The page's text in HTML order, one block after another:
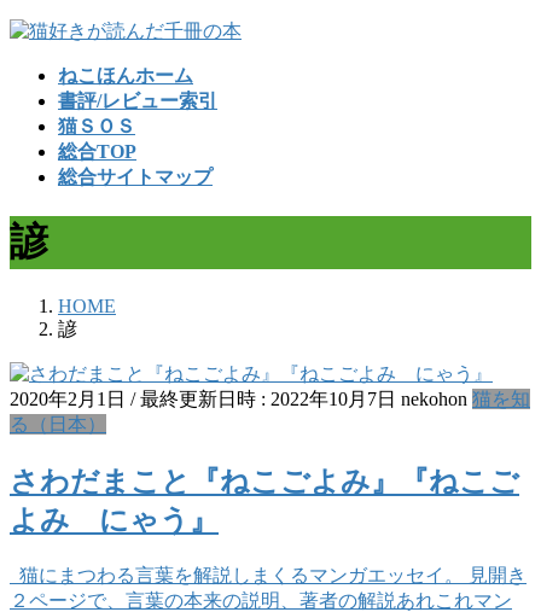
コ
ッ
プ
ナ
移
動
ねこほんホーム
書評/レビュー索引
猫ＳＯＳ
総合TOP
総合サイトマップ
諺
HOME
諺
2020年2月1日 / 最終更新日時 : 2022年10月7日 nekohon 猫を知
る（日本）
さわだまこと『ねこごよみ』『ねこご
よみ にゃう』
猫にまつわる言葉を解説しまくるマンガエッセイ。 見開き
２ページで、言葉の本来の説明、著者の解説あれこれマン